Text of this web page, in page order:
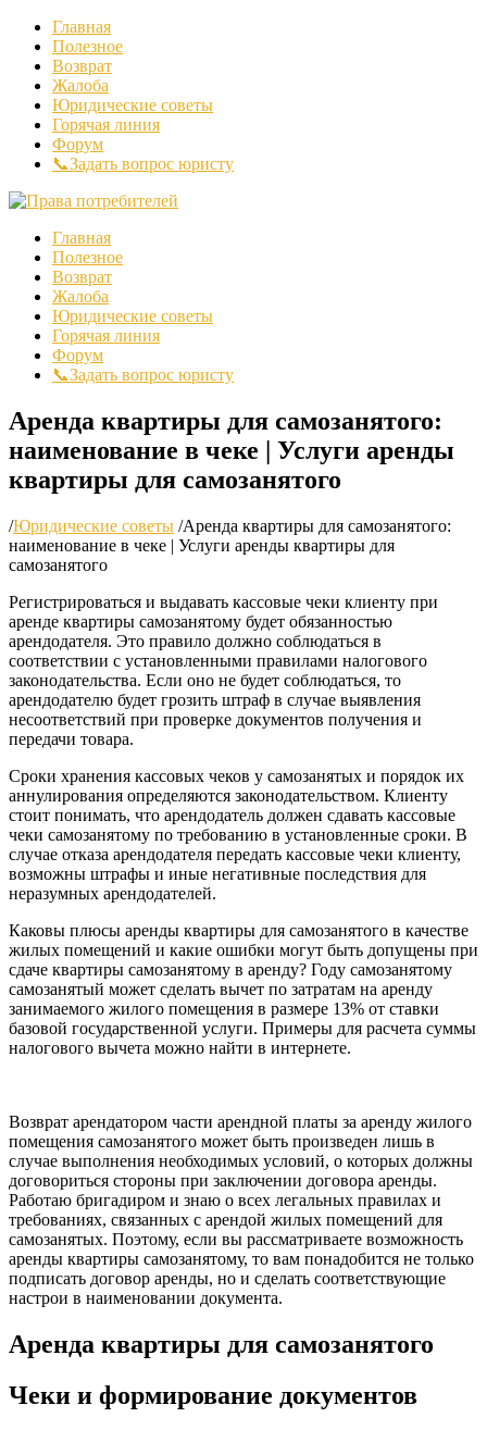
Главная
Полезное
Возврат
Жалоба
Юридические советы
Горячая линия
Форум
📞Задать вопрос юристу
Главная
Полезное
Возврат
Жалоба
Юридические советы
Горячая линия
Форум
📞Задать вопрос юристу
Аренда квартиры для самозанятого:
наименование в чеке | Услуги аренды
квартиры для самозанятого
/Юридические советы /Аренда квартиры для самозанятого:
наименование в чеке | Услуги аренды квартиры для
самозанятого
Регистрироваться и выдавать кассовые чеки клиенту при
аренде квартиры самозанятому будет обязанностью
арендодателя. Это правило должно соблюдаться в
соответствии с установленными правилами налогового
законодательства. Если оно не будет соблюдаться, то
арендодателю будет грозить штраф в случае выявления
несоответствий при проверке документов получения и
передачи товара.
Сроки хранения кассовых чеков у самозанятых и порядок их
аннулирования определяются законодательством. Клиенту
стоит понимать, что арендодатель должен сдавать кассовые
чеки самозанятому по требованию в установленные сроки. В
случае отказа арендодателя передать кассовые чеки клиенту,
возможны штрафы и иные негативные последствия для
неразумных арендодателей.
Каковы плюсы аренды квартиры для самозанятого в качестве
жилых помещений и какие ошибки могут быть допущены при
сдаче квартиры самозанятому в аренду? Году самозанятому
самозанятый может сделать вычет по затратам на аренду
занимаемого жилого помещения в размере 13% от ставки
базовой государственной услуги. Примеры для расчета суммы
налогового вычета можно найти в интернете.
Возврат арендатором части арендной платы за аренду жилого
помещения самозанятого может быть произведен лишь в
случае выполнения необходимых условий, о которых должны
договориться стороны при заключении договора аренды.
Работаю бригадиром и знаю о всех легальных правилах и
требованиях, связанных с арендой жилых помещений для
самозанятых. Поэтому, если вы рассматриваете возможность
аренды квартиры самозанятому, то вам понадобится не только
подписать договор аренды, но и сделать соответствующие
настрои в наименовании документа.
Аренда квартиры для самозанятого
Чеки и формирование документов